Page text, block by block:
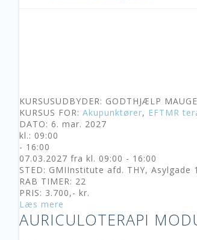
KURSUSUDBYDER: GODTHJÆLP
KURSUS FOR: Akupunktører, EFTMR
DATO: 6. mar. 2027
kl.: 09:00
- 16:00
07.03.2027 fra kl. 09:00 - 16:00
STED: GMIInstitute afd. THY,
RAB TIMER: 22
PRIS: 3.700,- kr.
Læs mere
AURICULOTERAPI